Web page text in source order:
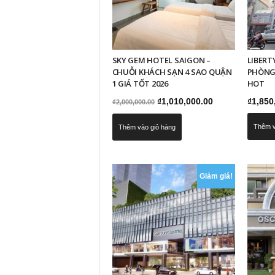
SKY GEM HOTEL SAIGON –
CHUỖI KHÁCH SẠN 4 SAO QUẬN
1 GIÁ TỐT 2026
₫2,000,000.00 Giá
gốc
là:
₫1,010,000.00Giá
Thêm vào giỏ hàng
HOT
₫
Thêm
Giảm giá!